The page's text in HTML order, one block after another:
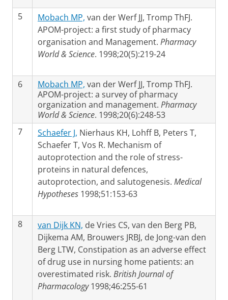
5 Mobach MP, van der Werf JJ, Tromp ThFJ.
APOM-project: a first study of pharmacy
organisation and Management. Pharmacy
World & Science. 1998;20(5):219-24
6 Mobach MP, van der Werf JJ, Tromp ThFJ.
APOM-project: a survey of pharmacy
organization and management. Pharmacy
World & Science. 1998;20(6):248-53
7
Schaefer J, Nierhaus KH, Lohff B, Peters T,
Schaefer T, Vos R. Mechanism of
autoprotection and the role of stress-
proteins in natural defences,
autoprotection, and salutogenesis. Medical
Hypotheses 1998;51:153-63
8 van Dijk KN, de Vries CS, van den Berg PB,
Dijkema AM, Brouwers JRBJ, de Jong-van den
Berg LTW, Constipation as an adverse effect
of drug use in nursing home patients: an
overestimated risk. British Journal of
Pharmacology1998;46:255-61